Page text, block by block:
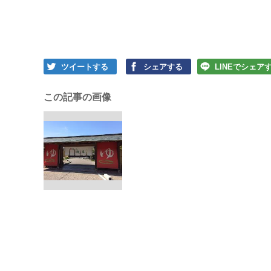
ツイートする シェアする LINEでシェア
この記事の画像